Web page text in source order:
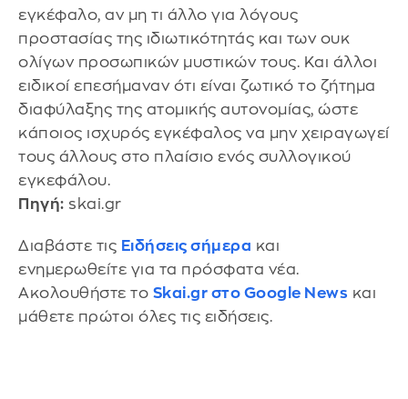
εγκέφαλο, αν μη τι άλλο για λόγους
προστασίας της ιδιωτικότητάς και των ουκ
ολίγων προσωπικών μυστικών τους. Και άλλοι
ειδικοί επεσήμαναν ότι είναι ζωτικό το ζήτημα
διαφύλαξης της ατομικής αυτονομίας, ώστε
κάποιος ισχυρός εγκέφαλος να μην χειραγωγεί
τους άλλους στο πλαίσιο ενός συλλογικού
εγκεφάλου.
Πηγή: skai.gr
Διαβάστε τις Ειδήσεις σήμερα και
ενημερωθείτε για τα πρόσφατα νέα.
Ακολουθήστε το Skai.gr στο Google News και
μάθετε πρώτοι όλες τις ειδήσεις.